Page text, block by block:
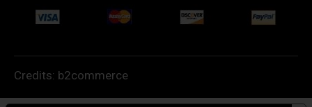
Credits: b2commerce